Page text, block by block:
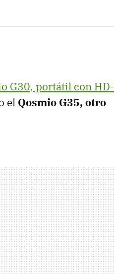
G30, portátil con HD-
el Qosmio G35, otro